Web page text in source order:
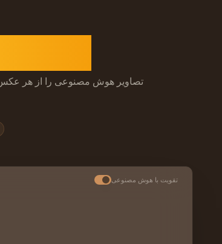
تصاویر هوش مصنوعی را از هر عکس
تقویت با هوش مصنوعی